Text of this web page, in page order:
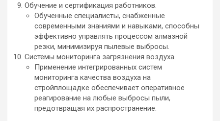
Обучение и сертификация работников.
Обученные специалисты, снабженные
современными знаниями и навыками, способны
эффективно управлять процессом алмазной
резки, минимизируя пылевые выбросы.
Системы мониторинга загрязнения воздуха.
Применение интегрированных систем
мониторинга качества воздуха на
стройплощадке обеспечивает оперативное
реагирование на любые выбросы пыли,
предотвращая их распространение.